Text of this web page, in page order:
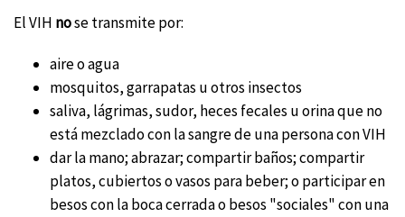
El VIH nose transmite por:
aire o agua
mosquitos, garrapatas u otros insectos
saliva, lágrimas, sudor, heces fecales u orina que no
está mezclado con la sangre de una persona con VIH
dar la mano; abrazar; compartir baños; compartir
platos, cubiertos o vasos para beber; o participar en
besos con la boca cerrada o besos "sociales" con una